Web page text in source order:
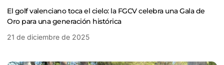
El golf valenciano toca el cielo: la FGCV celebra una Gala de
Oro para una generación histórica
21 de diciembre de 2025